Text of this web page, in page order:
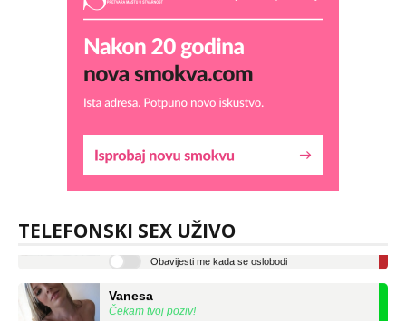
TELEFONSKI SEX UŽIVO
Lucija
Razgovaram :)
tel:0,93€ - mob:1,12€ min
Čekam tvoj poziv!